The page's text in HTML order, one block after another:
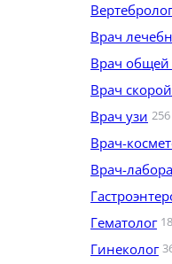
Вертебролог
Врач
Врач общей
Врач
Врач узи 256
Врач-
Врач-
Гематолог 18
Гинеколог